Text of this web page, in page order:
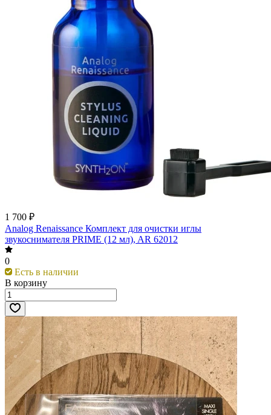
1 700 ₽
Analog Renaissance Комплект для очистки иглы
звукоснимателя PRIME (12 мл), AR 62012
0
Есть в наличии
В корзину